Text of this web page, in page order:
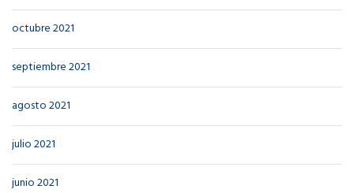
octubre 2021
septiembre 2021
agosto 2021
julio 2021
junio 2021